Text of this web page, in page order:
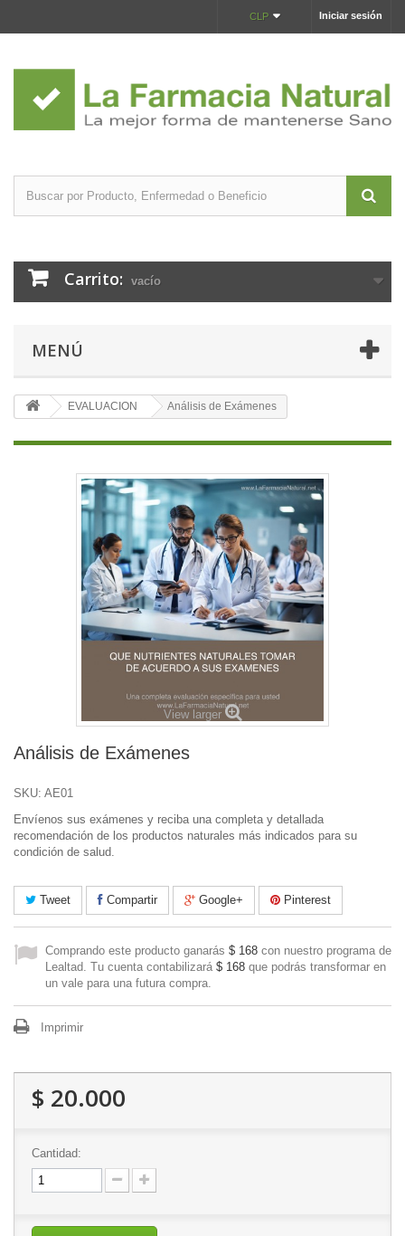
Iniciar sesión
CLP
Carrito: vacío
MENÚ
EVALUACION Análisis de Exámenes
View larger
Análisis de Exámenes
SKU: AE01
Envíenos sus exámenes y reciba una completa y detallada
recomendación de los productos naturales más indicados para su
condición de salud.
Tweet Compartir Google+ Pinterest
Comprando este producto ganarás $ 168 con nuestro programa de
Lealtad. Tu cuenta contabilizará $ 168 que podrás transformar en
un vale para una futura compra.
Imprimir
$ 20.000
Cantidad: